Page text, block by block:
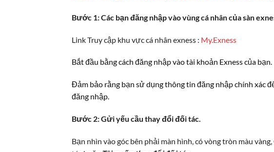
Bước 1: Các bạn đăng nhập vào vùng cá nhân của sàn
Link Truy cập khu vực cá nhân exness : My.Exness
Bắt đầu bằng cách đăng nhập vào tài khoản Exness của bạn.
Đảm bảo rằng bạn sử dụng thông tin đăng nhập chính xác
đăng nhập.
Bước 2: Gửi yếu cầu thay đổi đối tác.
Bạn nhìn vào góc bên phải màn hình, có vòng tròn màu